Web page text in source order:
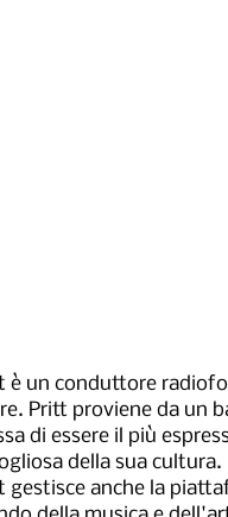
è un conduttore
Pritt proviene da un
di essere il più
della sua cultura.
gestisce anche la